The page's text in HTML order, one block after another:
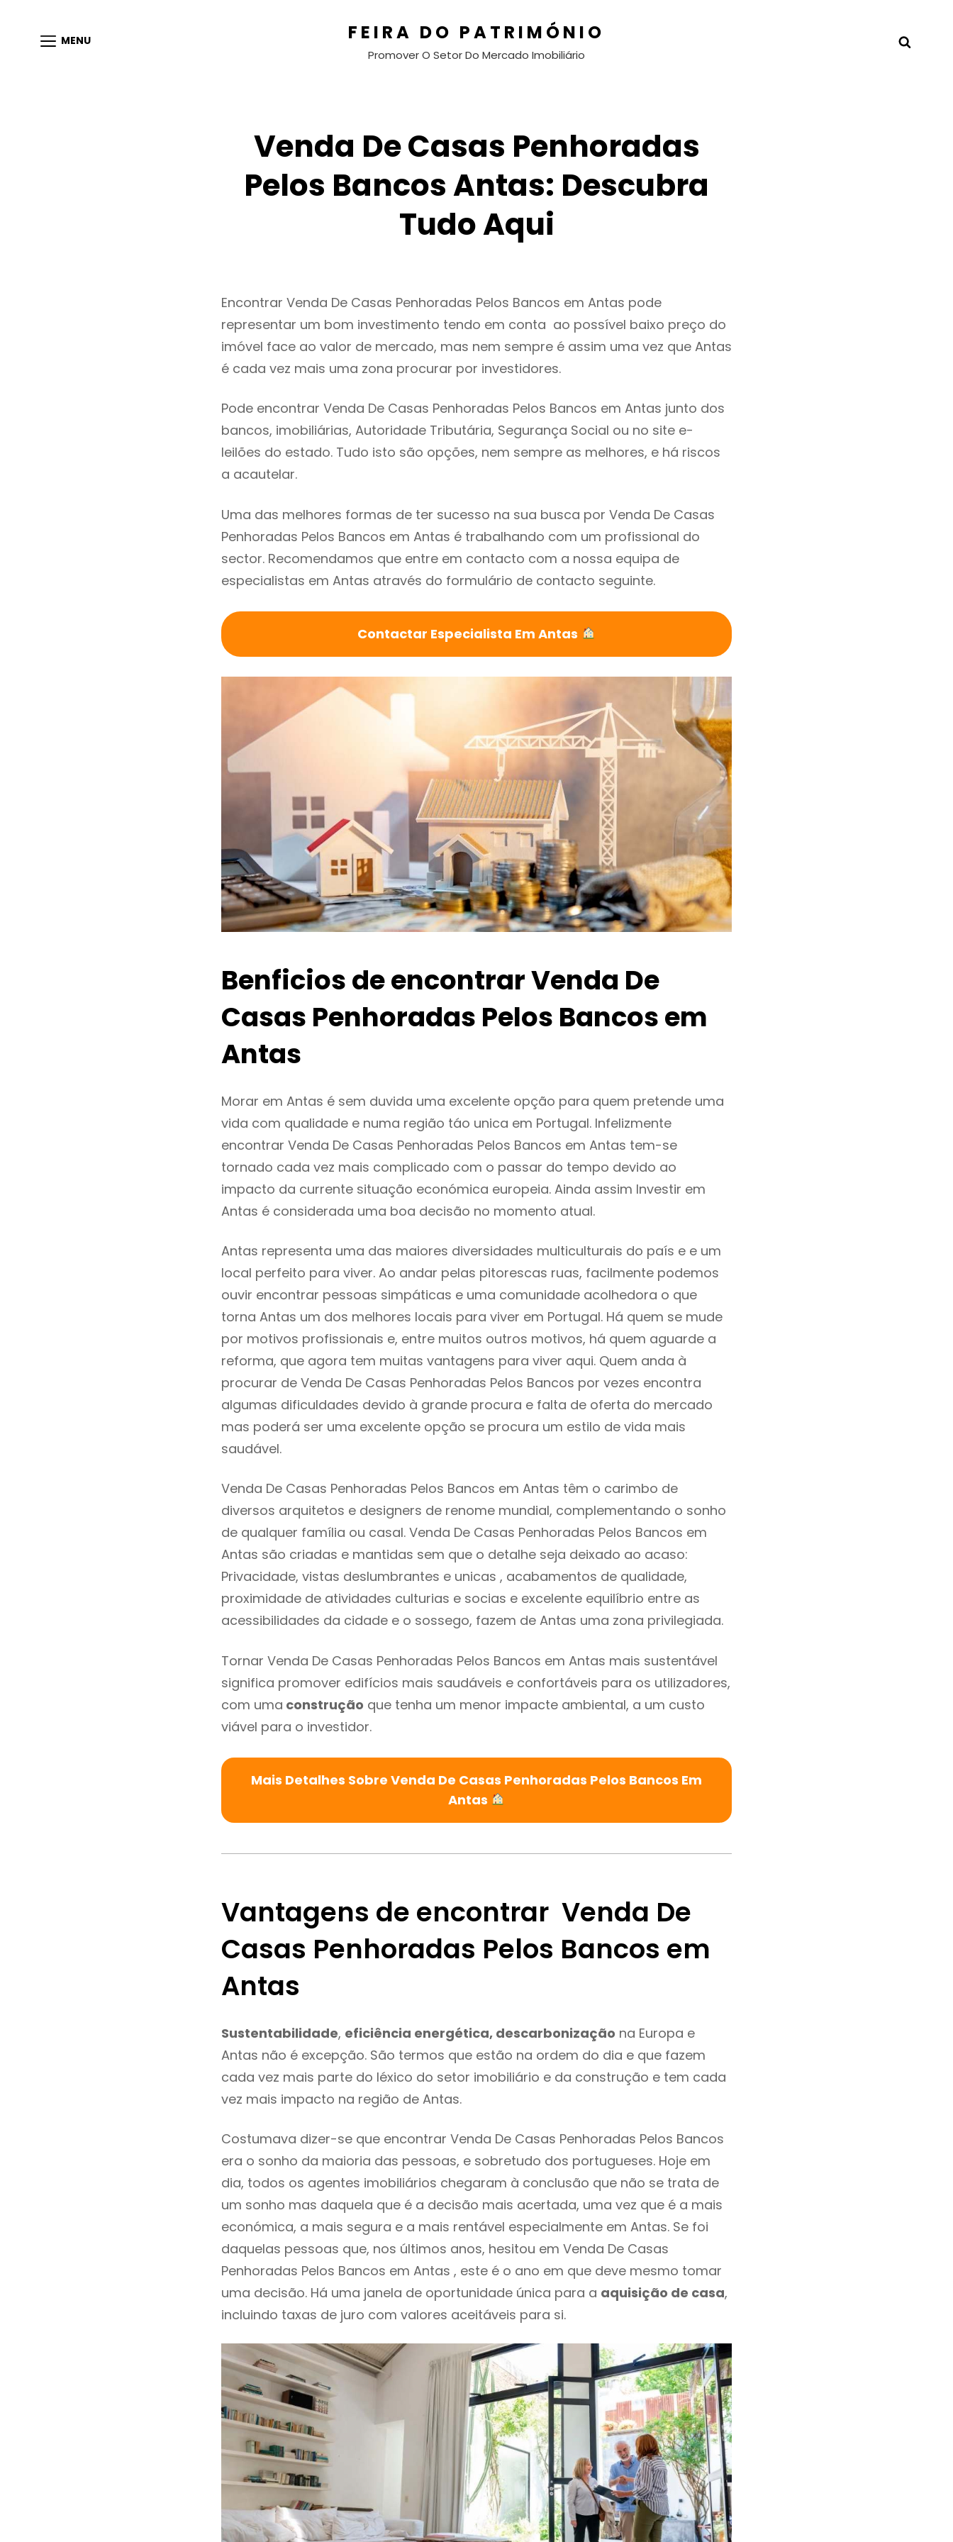
MENU FEIRA DO PATRIMÓNIO
Promover O Setor Do Mercado Imobiliário
Venda De Casas Penhoradas
Pelos Bancos Antas: Descubra
Tudo Aqui
Encontrar Venda De Casas Penhoradas Pelos Bancos em Antas pode
representar um bom investimento tendo em conta ao possível baixo preço do
imóvel face ao valor de mercado, mas nem sempre é assim uma vez que Antas
é cada vez mais uma zona procurar por investidores.
Pode encontrar Venda De Casas Penhoradas Pelos Bancos em Antas junto dos
bancos, imobiliárias, Autoridade Tributária, Segurança Social ou no site e-
leilões do estado. Tudo isto são opções, nem sempre as melhores, e há riscos
a acautelar.
Uma das melhores formas de ter sucesso na sua busca por Venda De Casas
Penhoradas Pelos Bancos em Antas é trabalhando com um profissional do
sector. Recomendamos que entre em contacto com a nossa equipa de
especialistas em Antas através do formulário de contacto seguinte.
Contactar Especialista Em Antas
Benficios de encontrar Venda De
Casas Penhoradas Pelos Bancos em
Antas
Morar em Antas é sem duvida uma excelente opção para quem pretende uma
vida com qualidade e numa região táo unica em Portugal. Infelizmente
encontrar Venda De Casas Penhoradas Pelos Bancos em Antas tem-se
tornado cada vez mais complicado com o passar do tempo devido ao
impacto da currente situação económica europeia. Ainda assim Investir em
Antas é considerada uma boa decisão no momento atual.
Antas representa uma das maiores diversidades multiculturais do país e e um
local perfeito para viver. Ao andar pelas pitorescas ruas, facilmente podemos
ouvir encontrar pessoas simpáticas e uma comunidade acolhedora o que
torna Antas um dos melhores locais para viver em Portugal. Há quem se mude
por motivos profissionais e, entre muitos outros motivos, há quem aguarde a
reforma, que agora tem muitas vantagens para viver aqui. Quem anda à
procurar de Venda De Casas Penhoradas Pelos Bancos por vezes encontra
algumas dificuldades devido à grande procura e falta de oferta do mercado
mas poderá ser uma excelente opção se procura um estilo de vida mais
saudável.
Venda De Casas Penhoradas Pelos Bancos em Antas têm o carimbo de
diversos arquitetos e designers de renome mundial, complementando o sonho
de qualquer família ou casal. Venda De Casas Penhoradas Pelos Bancos em
Antas são criadas e mantidas sem que o detalhe seja deixado ao acaso:
Privacidade, vistas deslumbrantes e unicas , acabamentos de qualidade,
proximidade de atividades culturias e socias e excelente equilíbrio entre as
acessibilidades da cidade e o sossego, fazem de Antas uma zona privilegiada.
Tornar Venda De Casas Penhoradas Pelos Bancos em Antas mais sustentável
significa promover edifícios mais saudáveis e confortáveis para os utilizadores,
com uma construção que tenha um menor impacte ambiental, a um custo
viável para o investidor.
Mais Detalhes Sobre Venda De Casas Penhoradas Pelos Bancos Em
Antas
Vantagens de encontrar Venda De
Casas Penhoradas Pelos Bancos em
Antas
Sustentabilidade, eficiência energética, descarbonização na Europa e
Antas não é excepção. São termos que estão na ordem do dia e que fazem
cada vez mais parte do léxico do setor imobiliário e da construção e tem cada
vez mais impacto na região de Antas.
Costumava dizer-se que encontrar Venda De Casas Penhoradas Pelos Bancos
era o sonho da maioria das pessoas, e sobretudo dos portugueses. Hoje em
dia, todos os agentes imobiliários chegaram à conclusão que não se trata de
um sonho mas daquela que é a decisão mais acertada, uma vez que é a mais
económica, a mais segura e a mais rentável especialmente em Antas. Se foi
daquelas pessoas que, nos últimos anos, hesitou em Venda De Casas
Penhoradas Pelos Bancos em Antas , este é o ano em que deve mesmo tomar
uma decisão. Há uma janela de oportunidade única para a aquisição de casa,
incluindo taxas de juro com valores aceitáveis para si.